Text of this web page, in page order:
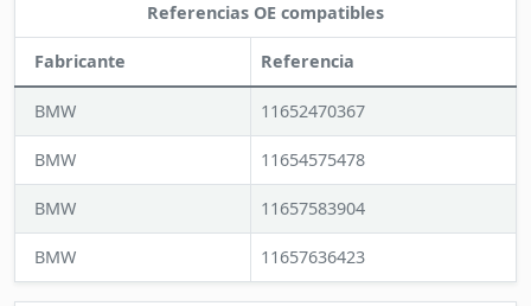
Referencias OE compatibles
Fabricante Referencia
BMW 11652470367
BMW 11654575478
BMW 11657583904
BMW 11657636423